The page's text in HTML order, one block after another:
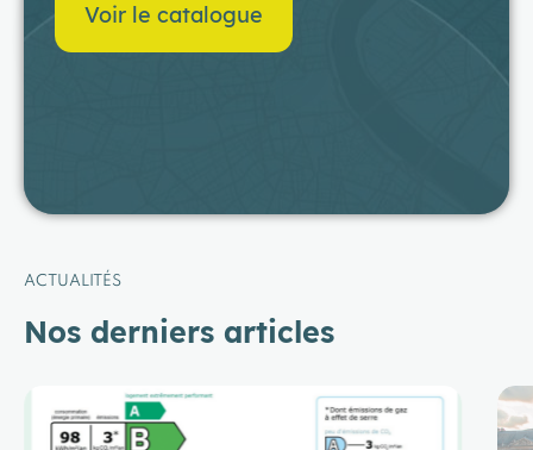
Voir le catalogue
ACTUALITÉS
Nos derniers articles